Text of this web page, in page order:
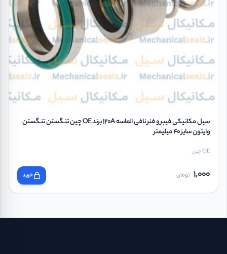
سیل مکانیکی فیبر و فنر نافی الماسه 120A برند OE چین تنگستن تنگستن
وایتون سایز 40 میلیمتر
OE چین
1,000 تومان خرید